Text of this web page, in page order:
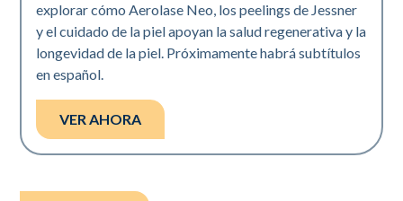
explorar cómo Aerolase Neo, los peelings de Jessner
y el cuidado de la piel apoyan la salud regenerativa y la
longevidad de la piel. Próximamente habrá subtítulos
en español.
VER AHORA